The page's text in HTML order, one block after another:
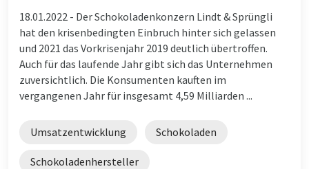
18.01.2022 - Der Schokoladenkonzern Lindt & Sprüngli
hat den krisenbedingten Einbruch hinter sich gelassen
und 2021 das Vorkrisenjahr 2019 deutlich übertroffen.
Auch für das laufende Jahr gibt sich das Unternehmen
zuversichtlich. Die Konsumenten kauften im
vergangenen Jahr für insgesamt 4,59 Milliarden ...
Umsatzentwicklung Schokoladen
Schokoladenhersteller